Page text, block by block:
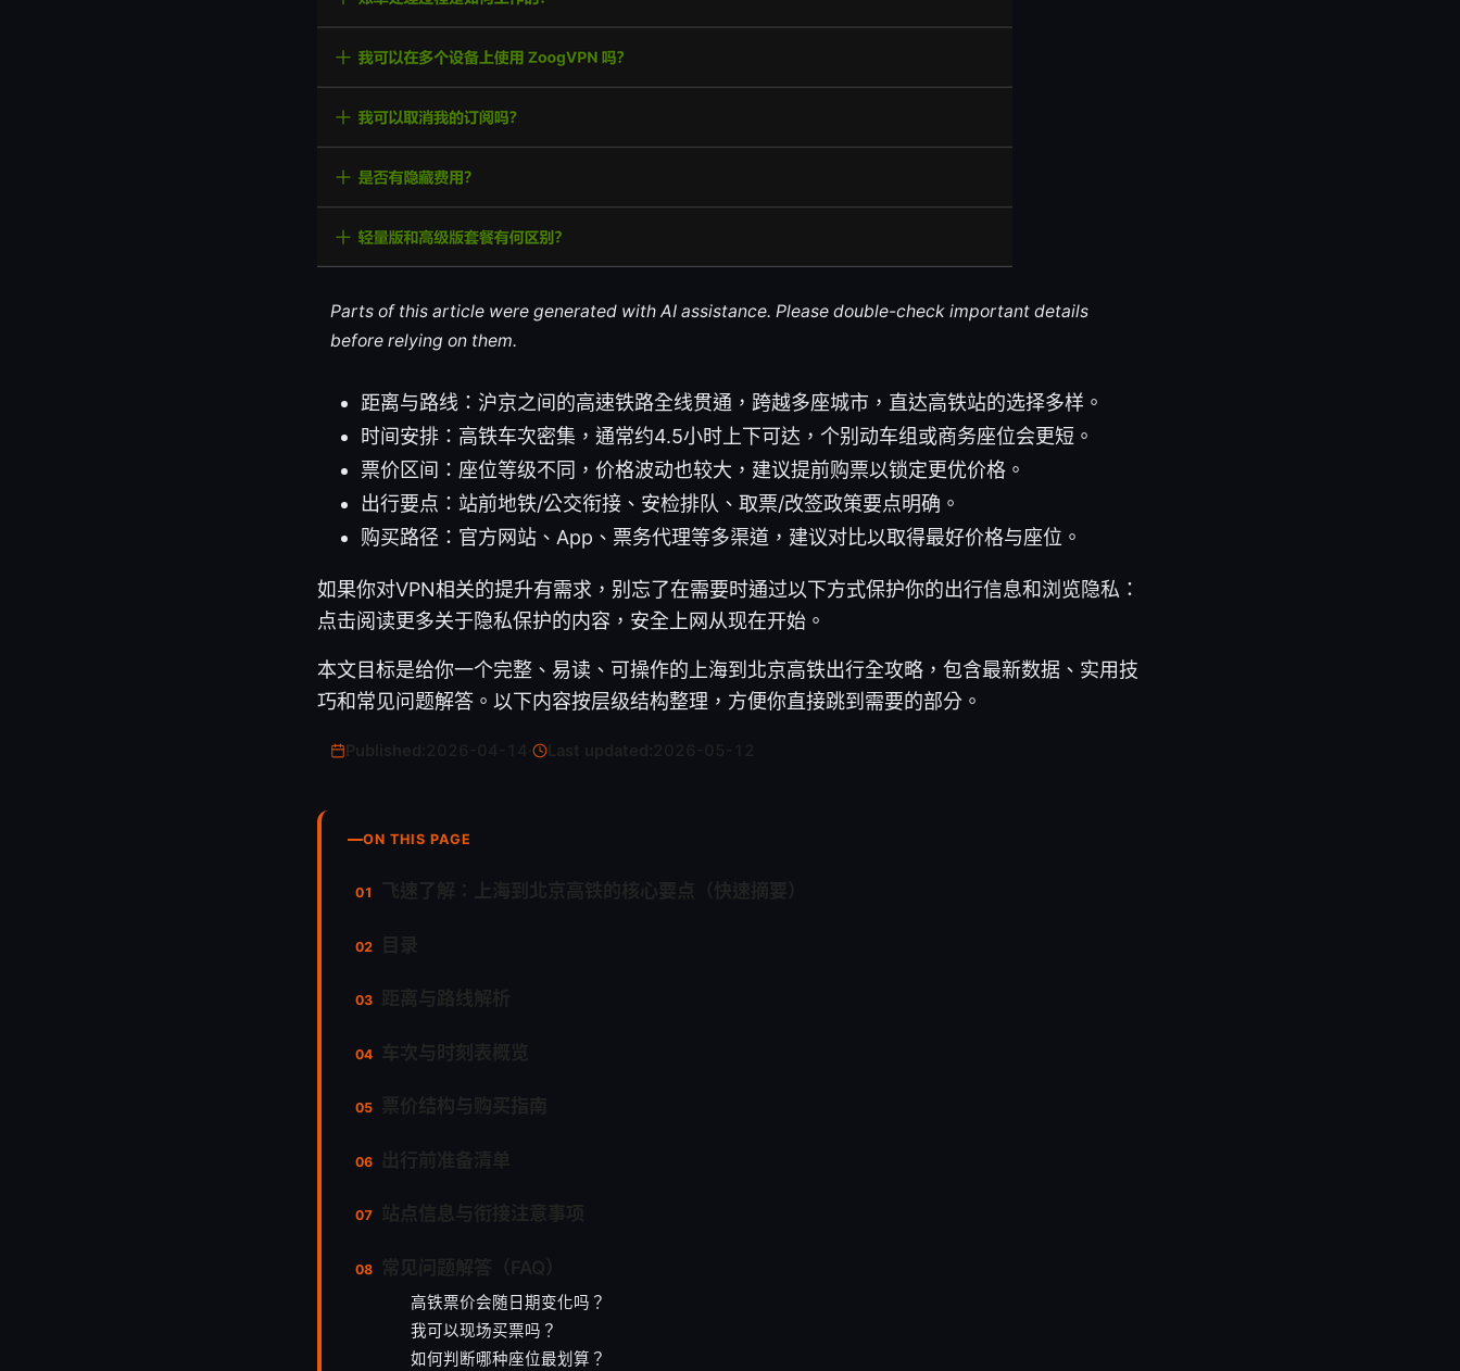
Parts of this article were generated with AI assistance. Please double-check important details
before relying on them.
距离与路线：沪京之间的高速铁路全线贯通，跨越多座城市，直达高铁站的选择多样。
时间安排：高铁车次密集，通常约4.5小时上下可达，个别动车组或商务座位会更短。
票价区间：座位等级不同，价格波动也较大，建议提前购票以锁定更优价格。
出行要点：站前地铁/公交衔接、安检排队、取票/改签政策要点明确。
购买路径：官方网站、App、票务代理等多渠道，建议对比以取得最好价格与座位。
如果你对VPN相关的提升有需求，别忘了在需要时通过以下方式保护你的出行信息和浏览隐私：
点击阅读更多关于隐私保护的内容，安全上网从现在开始。
本文目标是给你一个完整、易读、可操作的上海到北京高铁出行全攻略，包含最新数据、实用技
巧和常见问题解答。以下内容按层级结构整理，方便你直接跳到需要的部分。
Last updated:
ON THIS PAGE
高铁票价会随日期变化吗？
我可以现场买票吗？
如何判断哪种座位最划算？